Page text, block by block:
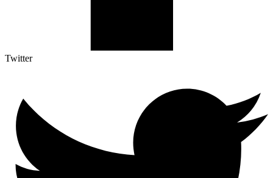
Twitter